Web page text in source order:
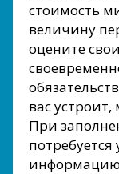
стоимость
величину
оцените
вас
При
информацию